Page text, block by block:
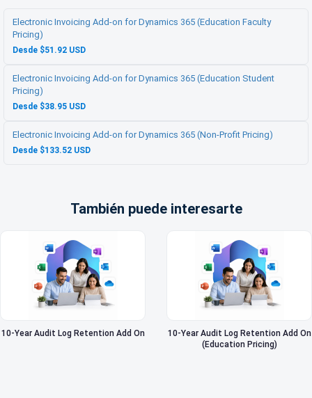
Electronic Invoicing Add-on for Dynamics 365 (Education Faculty
Pricing)
Desde $51.92 USD
Electronic Invoicing Add-on for Dynamics 365 (Education Student
Pricing)
Desde $38.95 USD
Electronic Invoicing Add-on for Dynamics 365 (Non-Profit Pricing)
Desde $133.52 USD
También puede interesarte
10-Year Audit Log Retention Add On
10-Year Audit Log Retention Add On
(Education Pricing)